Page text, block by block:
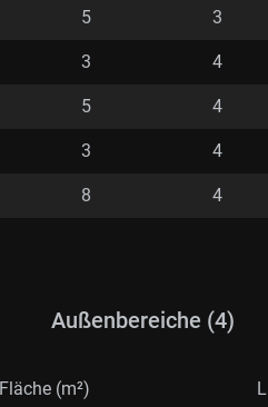
5 3
3 4
5 4
3 4
8 4
Außenbereiche (4)
Fläche (m²)